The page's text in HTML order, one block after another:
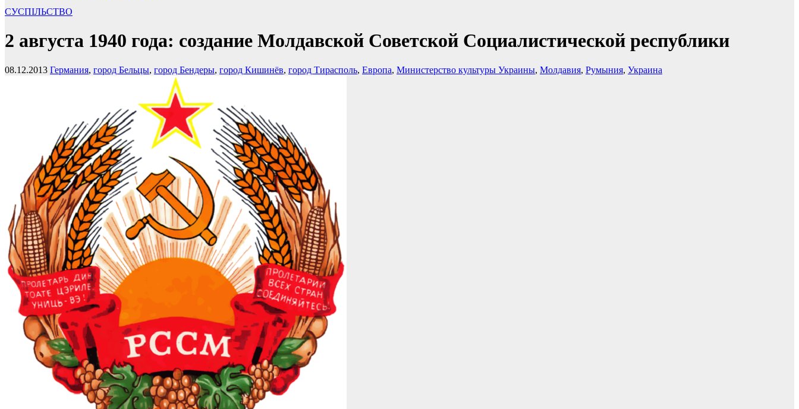
СУСПІЛЬСТВО
2 августа 1940 года: создание Молдавской Советской Социалистической республики
08.12.2013 Германия, город Бельцы, город Бендеры, город Кишинёв, город Тирасполь, Европа, Министерство культуры Украины, Молдавия, Румыния, Украина